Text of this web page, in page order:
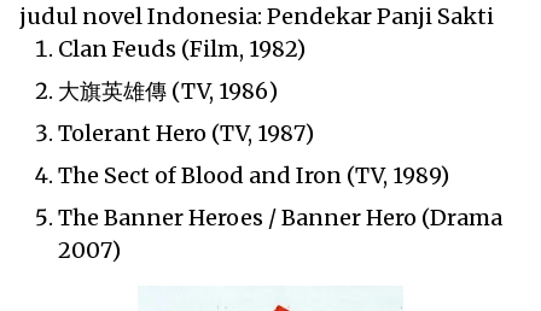
judul novel Indonesia: Pendekar Panji Sakti
Clan Feuds (Film, 1982)
大旗英雄傳 (TV, 1986)
Tolerant Hero (TV, 1987)
The Sect of Blood and Iron (TV, 1989)
The Banner Heroes / Banner Hero (Drama
2007)